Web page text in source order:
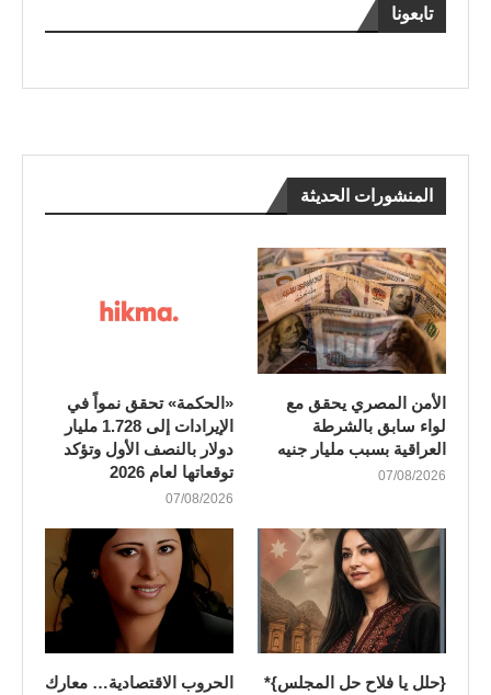
تابعونا
المنشورات الحديثة
الأمن المصري يحقق مع
لواء سابق بالشرطة
العراقية بسبب مليار جنيه
07/08/2026
«الحكمة» تحقق نمواً في
الإيرادات إلى 1.728 مليار
دولار بالنصف الأول وتؤكد
توقعاتها لعام 2026
07/08/2026
{حلل يا فلاح حل المجلس}*
الحروب الاقتصادية… معارك